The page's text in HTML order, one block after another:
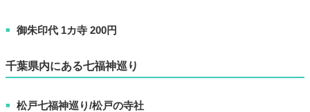
■ 御朱印代 1カ寺 200円
千葉県内にある七福神巡り
■ 松戸七福神巡り/松戸の寺社